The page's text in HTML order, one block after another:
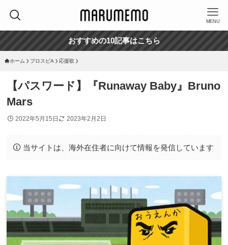
MENU
おすすめの10記事はこちら
ホーム プロスピA 応援歌
【パスワード】『Runaway Baby』Bruno
Mars
2022年5月15日 2023年2月2日
当サイトは、海外在住者に向けて情報を発信しています